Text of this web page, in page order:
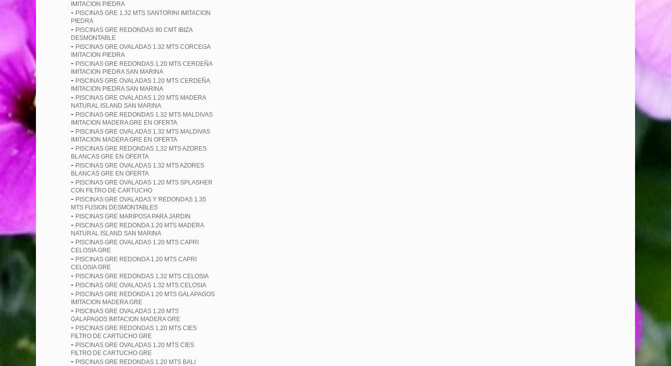
IMITACION PIEDRA
- PISCINAS GRE 1.32 MTS SANTORINI IMITACION
PIEDRA
- PISCINAS GRE REDONDAS 90 CMT IBIZA
DESMONTABLE
- PISCINAS GRE OVALADAS 1.32 MTS CORCEGA
IMITACION PIEDRA
- PISCINAS GRE REDONDAS 1.20 MTS CERDEÑA
IMITACION PIEDRA SAN MARINA
- PISCINAS GRE OVALADAS 1.20 MTS CERDEÑA
IMITACION PIEDRA SAN MARINA
- PISCINAS GRE OVALADAS 1.20 MTS MADERA
NATURAL ISLAND SAN MARINA
- PISCINAS GRE REDONDAS 1.32 MTS MALDIVAS
IMITACION MADERA GRE EN OFERTA
- PISCINAS GRE OVALADAS 1.32 MTS MALDIVAS
IMITACION MADERA GRE EN OFERTA
- PISCINAS GRE REDONDAS 1.32 MTS AZORES
BLANCAS GRE EN OFERTA
- PISCINAS GRE OVALADAS 1.32 MTS AZORES
BLANCAS GRE EN OFERTA
- PISCINAS GRE OVALADAS 1.20 MTS SPLASHER
CON FILTRO DE CARTUCHO
- PISCINAS GRE OVALADAS Y REDONDAS 1.35
MTS FUSION DESMONTABLES
- PISCINAS GRE MARIPOSA PARA JARDIN
- PISCINAS GRE REDONDA 1.20 MTS MADERA
NATURAL ISLAND SAN MARINA
- PISCINAS GRE OVALADAS 1.20 MTS CAPRI
CELOSIA GRE
- PISCINAS GRE REDONDA 1.20 MTS CAPRI
CELOSIA GRE
- PISCINAS GRE REDONDAS 1.32 MTS CELOSIA
- PISCINAS GRE OVALADAS 1.32 MTS CELOSIA
- PISCINAS GRE REDONDA 1.20 MTS GALAPAGOS
IMITACION MADERA GRE
- PISCINAS GRE OVALADAS 1.20 MTS
GALAPAGOS IMITACION MADERA GRE
- PISCINAS GRE REDONDAS 1.20 MTS CIES
FILTRO DE CARTUCHO GRE
- PISCINAS GRE OVALADAS 1.20 MTS CIES
FILTRO DE CARTUCHO GRE
- PISCINAS GRE REDONDAS 1.20 MTS BALI